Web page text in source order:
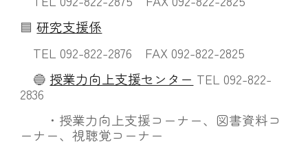
🟦研究支援係
TEL 092-822-2876 FAX 092-822-2825
🔵 授業力向上支援センター TEL 092-822-
2836
・授業力向上支援コーナー、 図書資料コ
ーナー、視聴覚コーナー